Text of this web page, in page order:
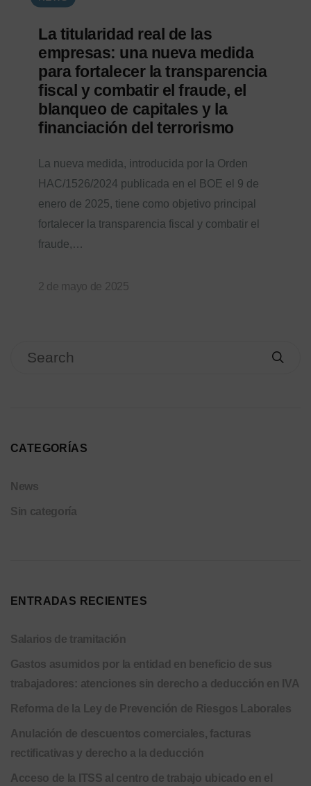
La titularidad real de las
empresas: una nueva medida
para fortalecer la transparencia
fiscal y combatir el fraude, el
blanqueo de capitales y la
financiación del terrorismo
La nueva medida, introducida por la Orden
HAC/1526/2024 publicada en el BOE el 9 de
enero de 2025, tiene como objetivo principal
fortalecer la transparencia fiscal y combatir el
fraude,…
2 de mayo de 2025
CATEGORÍAS
News
Sin categoría
ENTRADAS RECIENTES
Salarios de tramitación
Gastos asumidos por la entidad en beneficio de sus
trabajadores: atenciones sin derecho a deducción en IVA
Reforma de la Ley de Prevención de Riesgos Laborales
Anulación de descuentos comerciales, facturas
rectificativas y derecho a la deducción
Acceso de la ITSS al centro de trabajo ubicado en el